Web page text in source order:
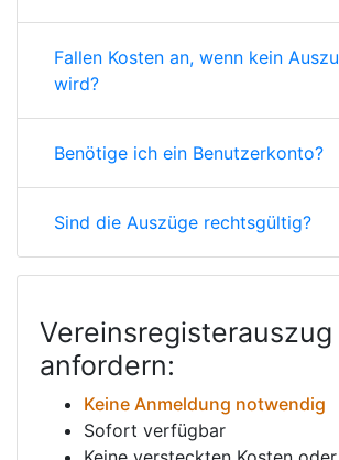
Fallen Kosten an, wenn kein
wird?
Benötige ich ein Benutzerkonto?
Sind die Auszüge rechtsgültig?
anfordern:
Keine Anmeldung notwendig
Sofort verfügbar